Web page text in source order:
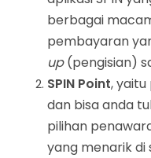
berbagai
pembayaran
up(pengisian)
SPIN Point,
dan bisa anda
pilihan
yang menarik